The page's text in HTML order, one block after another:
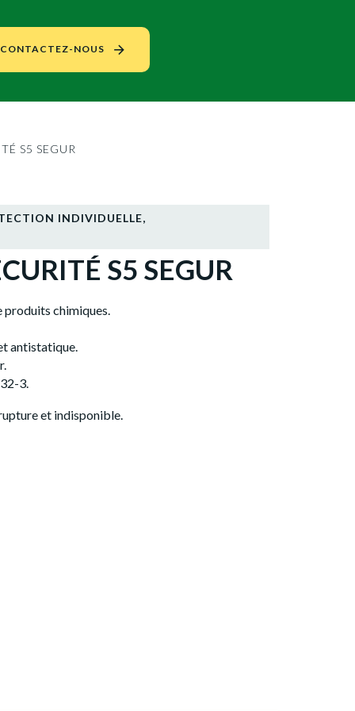
CONTACTEZ-NOUS
S5 SEGUR
INDIVIDUELLE,
S5 SEGUR
produits chimiques.
antistatique.
3.
et indisponible.